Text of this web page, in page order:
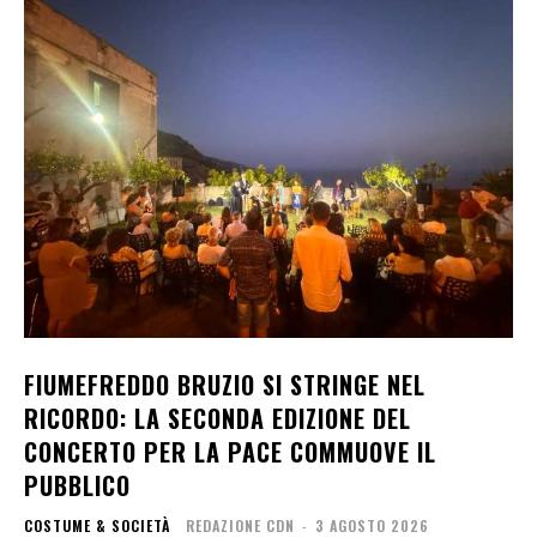
FIUMEFREDDO BRUZIO SI STRINGE NEL
RICORDO: LA SECONDA EDIZIONE DEL
CONCERTO PER LA PACE COMMUOVE IL
PUBBLICO
COSTUME & SOCIETÀ REDAZIONE CDN - 3 AGOSTO 2026